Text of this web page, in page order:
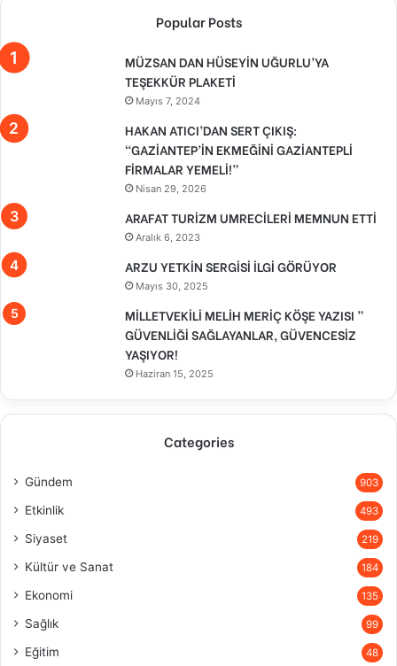
Popular Posts
MÜZSAN DAN HÜSEYİN UĞURLU’YA
TEŞEKKÜR PLAKETİ
Mayıs 7, 2024
HAKAN ATICI’DAN SERT ÇIKIŞ:
“GAZİANTEP’İN EKMEĞİNİ GAZİANTEPLİ
FİRMALAR YEMELİ!”
Nisan 29, 2026
ARAFAT TURİZM UMRECİLERİ MEMNUN ETTİ
Aralık 6, 2023
ARZU YETKİN SERGİSİ İLGİ GÖRÜYOR
Mayıs 30, 2025
MİLLETVEKİLİ MELİH MERİÇ KÖŞE YAZISI ”
GÜVENLİĞİ SAĞLAYANLAR, GÜVENCESİZ
YAŞIYOR!
Haziran 15, 2025
Categories
Gündem 903
Etkinlik 493
Siyaset 219
Kültür ve Sanat 184
Ekonomi 135
Sağlık 99
Eğitim 48